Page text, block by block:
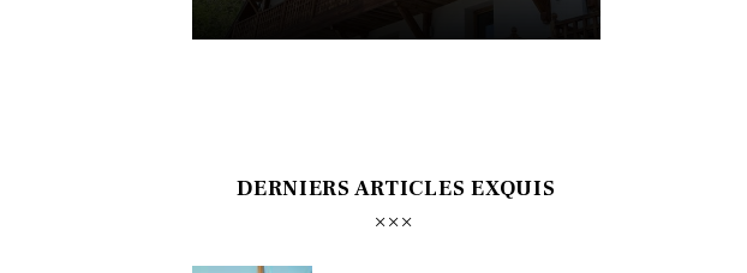
DERNIERS ARTICLES EXQUIS